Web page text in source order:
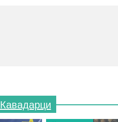
Кавадарци